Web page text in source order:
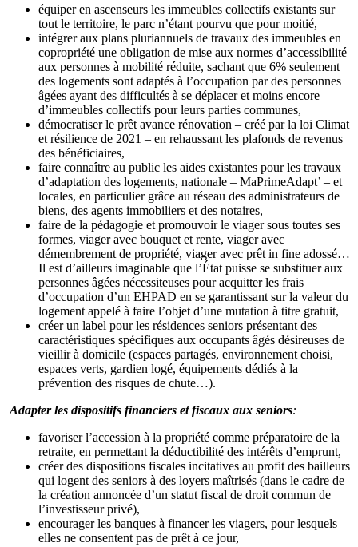
équiper en ascenseurs les immeubles collectifs existants sur
tout le territoire, le parc n’étant pourvu que pour moitié,
intégrer aux plans pluriannuels de travaux des immeubles en
copropriété une obligation de mise aux normes d’accessibilité
aux personnes à mobilité réduite, sachant que 6% seulement
des logements sont adaptés à l’occupation par des personnes
âgées ayant des difficultés à se déplacer et moins encore
d’immeubles collectifs pour leurs parties communes,
démocratiser le prêt avance rénovation – créé par la loi Climat
et résilience de 2021 – en rehaussant les plafonds de revenus
des bénéficiaires,
faire connaître au public les aides existantes pour les travaux
d’adaptation des logements, nationale – MaPrimeAdapt’ – et
locales, en particulier grâce au réseau des administrateurs de
biens, des agents immobiliers et des notaires,
faire de la pédagogie et promouvoir le viager sous toutes ses
formes, viager avec bouquet et rente, viager avec
démembrement de propriété, viager avec prêt in fine adossé…
Il est d’ailleurs imaginable que l’État puisse se substituer aux
personnes âgées nécessiteuses pour acquitter les frais
d’occupation d’un EHPAD en se garantissant sur la valeur du
logement appelé à faire l’objet d’une mutation à titre gratuit,
créer un label pour les résidences seniors présentant des
caractéristiques spécifiques aux occupants âgés désireuses de
vieillir à domicile (espaces partagés, environnement choisi,
espaces verts, gardien logé, équipements dédiés à la
prévention des risques de chute…).
Adapter les dispositifs financiers et fiscaux aux seniors:
favoriser l’accession à la propriété comme préparatoire de la
retraite, en permettant la déductibilité des intérêts d’emprunt,
créer des dispositions fiscales incitatives au profit des bailleurs
qui logent des seniors à des loyers maîtrisés (dans le cadre de
la création annoncée d’un statut fiscal de droit commun de
l’investisseur privé),
encourager les banques à financer les viagers, pour lesquels
elles ne consentent pas de prêt à ce jour,